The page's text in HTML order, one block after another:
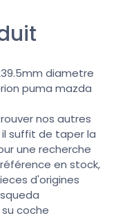
diametre
puma mazda
nos autres
suffit de taper la
une recherche
en stock,
d'origines
coche